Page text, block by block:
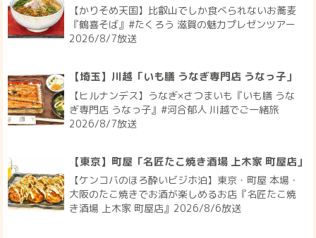
【かりそめ天国】比叡山でしか食べられないお蕎麦
『鶴喜そば』#たくろう 滋賀の魅力プレゼンツアー
2026/8/7放送
【埼玉】川越「いも膳 うなぎ専門店 うなっ子」
【ヒルナンデス】うなぎ×さつまいも『いも膳 うな
ぎ専門店 うなっ子』#河合郁人 川越でご一緒旅
2026/8/7放送
【東京】町屋「名匠たこ焼き酒場 上木家 町屋店」
【ケンコバのほろ酔いビジホ泊】東京・町屋 本場・
大阪のたこ焼きでお酒が楽しめるお店『名匠たこ焼
き酒場 上木家 町屋店』2026/8/6放送